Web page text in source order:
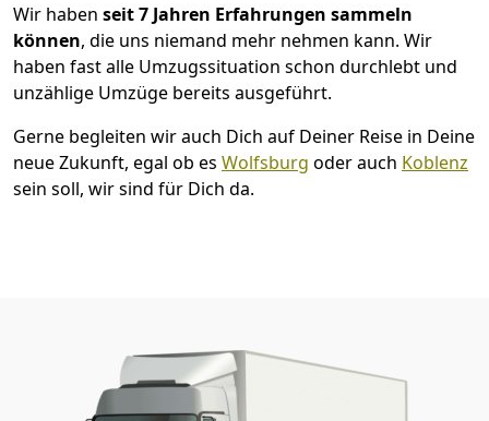
Wir haben seit7 Jahren Erfahrungen sammeln
können, die uns niemand mehr nehmen kann. Wir
haben fast alle Umzugssituation schon durchlebt und
unzählige Umzüge bereits ausgeführt.
Gerne begleiten wir auch Dich auf Deiner Reise in Deine
neue Zukunft, egal ob es Wolfsburg oder auch Koblenz
sein soll, wir sind für Dich da.